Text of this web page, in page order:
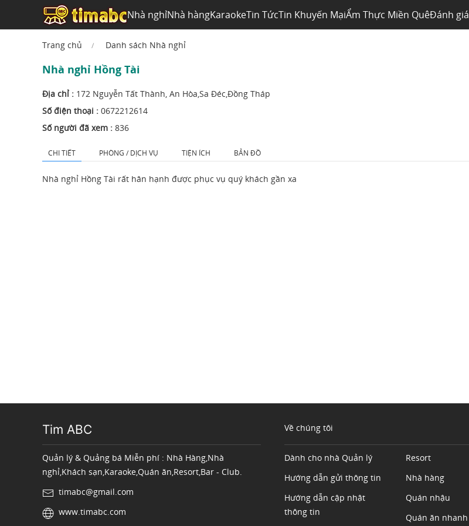
Nhà nghỉNhà hàngKaraokeTin TứcTin Khuyến MạiẨm Thực Miền QuêĐánh giá
Trang chủ Danh sách Nhà nghỉ
Nhà nghỉ Hồng Tài
Địa chỉ : 172 Nguyễn Tất Thành, An Hòa,Sa Đéc,Đồng Tháp
Số điện thoại : 0672212614
Số người đã xem : 836
CHI TIẾT PHÒNG / DỊCH VỤ TIỆN ÍCH BẢN ĐỒ
Nhà nghỉ Hồng Tài rất hân hạnh được phục vụ quý khách gần xa
Tim ABC
Quản lý & Quảng bá Miễn phí : Nhà Hàng,Nhà
nghỉ,Khách sạn,Karaoke,Quán ăn,Resort,Bar - Club.
timabc@gmail.com
www.timabc.com
Về chúng tôi
Dành cho nhà Quản lý
Hướng dẫn gửi thông tin
Hướng dẫn cập nhật
thông tin
Resort
Nhà hàng
Quán nhậu
Quán ăn nhanh